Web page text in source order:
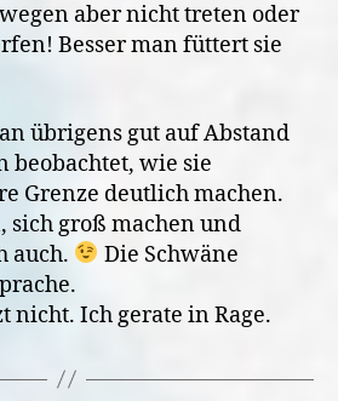
aber nicht treten oder
Besser man füttert sie
übrigens gut auf Abstand
beobachtet, wie sie
Grenze deutlich machen.
sich groß machen und
auch.
Die Schwäne
nicht. Ich gerate in Rage.